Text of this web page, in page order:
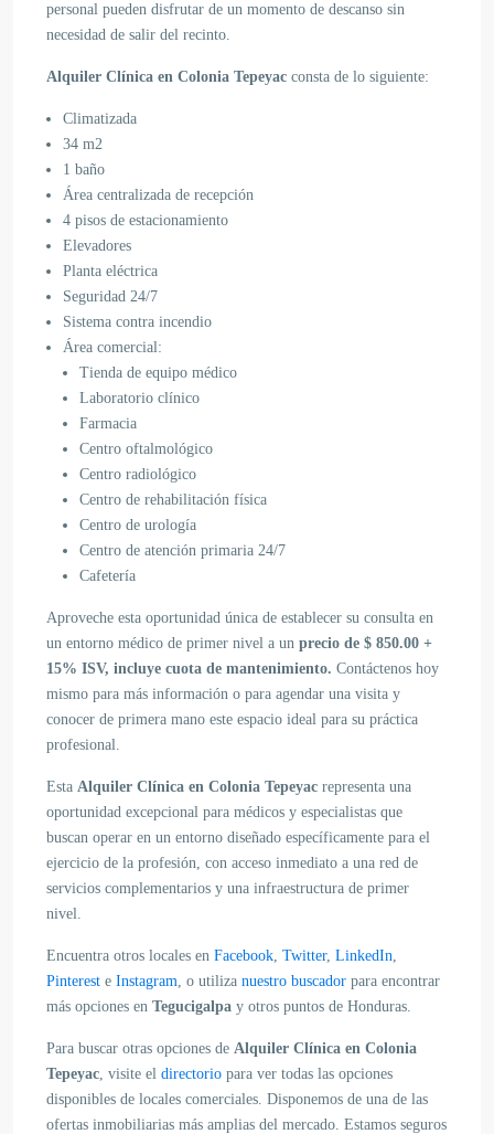
personal pueden disfrutar de un momento de descanso sin
necesidad de salir del recinto.
Alquiler Clínica en Colonia Tepeyac consta de lo siguiente:
Climatizada
34 m2
1 baño
Área centralizada de recepción
4 pisos de estacionamiento
Elevadores
Planta eléctrica
Seguridad 24/7
Sistema contra incendio
Área comercial:
Tienda de equipo médico
Laboratorio clínico
Farmacia
Centro oftalmológico
Centro radiológico
Centro de rehabilitación física
Centro de urología
Centro de atención primaria 24/7
Cafetería
Aproveche esta oportunidad única de establecer su consulta en
un entorno médico de primer nivel a un precio de $ 850.00 +
15% ISV, incluye cuota de mantenimiento. Contáctenos hoy
mismo para más información o para agendar una visita y
conocer de primera mano este espacio ideal para su práctica
profesional.
Esta Alquiler Clínica en Colonia Tepeyac representa una
oportunidad excepcional para médicos y especialistas que
buscan operar en un entorno diseñado específicamente para el
ejercicio de la profesión, con acceso inmediato a una red de
servicios complementarios y una infraestructura de primer
nivel.
Encuentra otros locales en Facebook, Twitter, LinkedIn,
Pinterest e Instagram, o utiliza nuestro buscador para encontrar
más opciones en Tegucigalpa y otros puntos de Honduras.
Para buscar otras opciones de Alquiler Clínica en Colonia
Tepeyac, visite el directorio para ver todas las opciones
disponibles de locales comerciales. Disponemos de una de las
ofertas inmobiliarias más amplias del mercado. Estamos seguros